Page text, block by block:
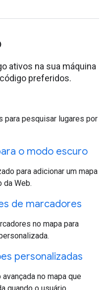
ativos na sua máquina
preferidos.
para pesquisar lugares por
o modo escuro
para adicionar um mapa
da Web.
de marcadores
no mapa para
personalizadas
no mapa que